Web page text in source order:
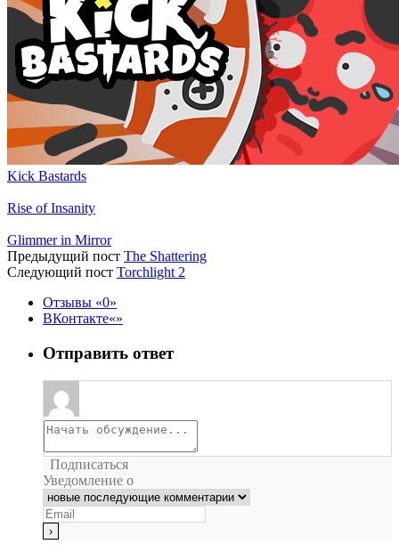
Kick Bastards
Rise of Insanity
Glimmer in Mirror
Предыдущий пост The Shattering
Следующий пост Torchlight 2
Отзывы
0
ВКонтакте
Отправить ответ
Подписаться
Уведомление о